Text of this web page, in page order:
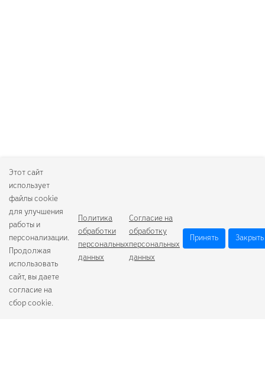
Этот сайт
использует
файлы cookie
для улучшения
работы и
персонализации.
Продолжая
использовать
сайт, вы даете
согласие на
сбор cookie.
Политика
обработки
персональных
данных
Согласие на
обработку
персональных
данных
Принять Закрыть